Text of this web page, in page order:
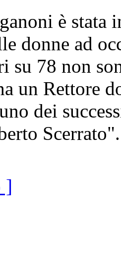
è stata
donne ad
su 78 non
un Rettore
dei
Scerrato".
]